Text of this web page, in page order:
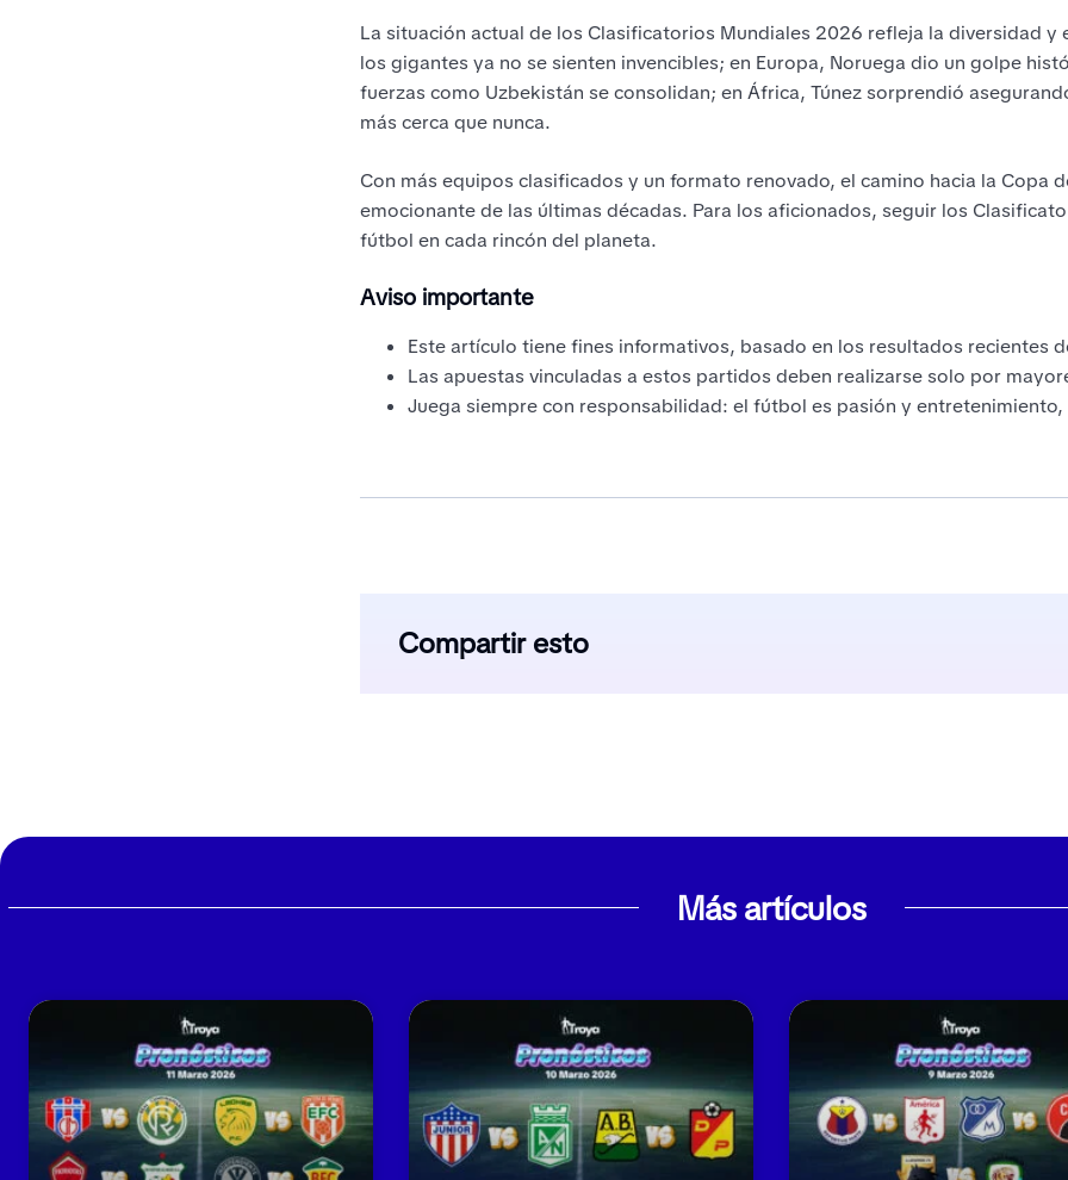
La situación actual de los Clasificatorios Mundiales 2026 refleja la diversidad
los gigantes ya no se sienten invencibles; en Europa, Noruega dio un golpe
fuerzas como Uzbekistán se consolidan; en África, Túnez sorprendió
más cerca que nunca.
Con más equipos clasificados y un formato renovado, el camino hacia la Copa
emocionante de las últimas décadas. Para los aficionados, seguir los
fútbol en cada rincón del planeta.
Aviso importante
Este artículo tiene fines informativos, basado en los resultados recientes
Las apuestas vinculadas a estos partidos deben realizarse solo por
Juega siempre con responsabilidad: el fútbol es pasión y
Compartir esto
Más artículos